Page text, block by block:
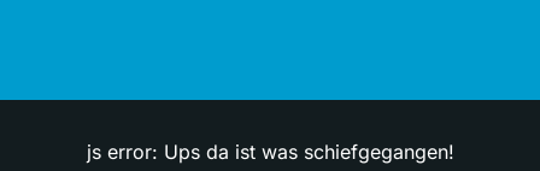
js error: Ups da ist was schiefgegangen!